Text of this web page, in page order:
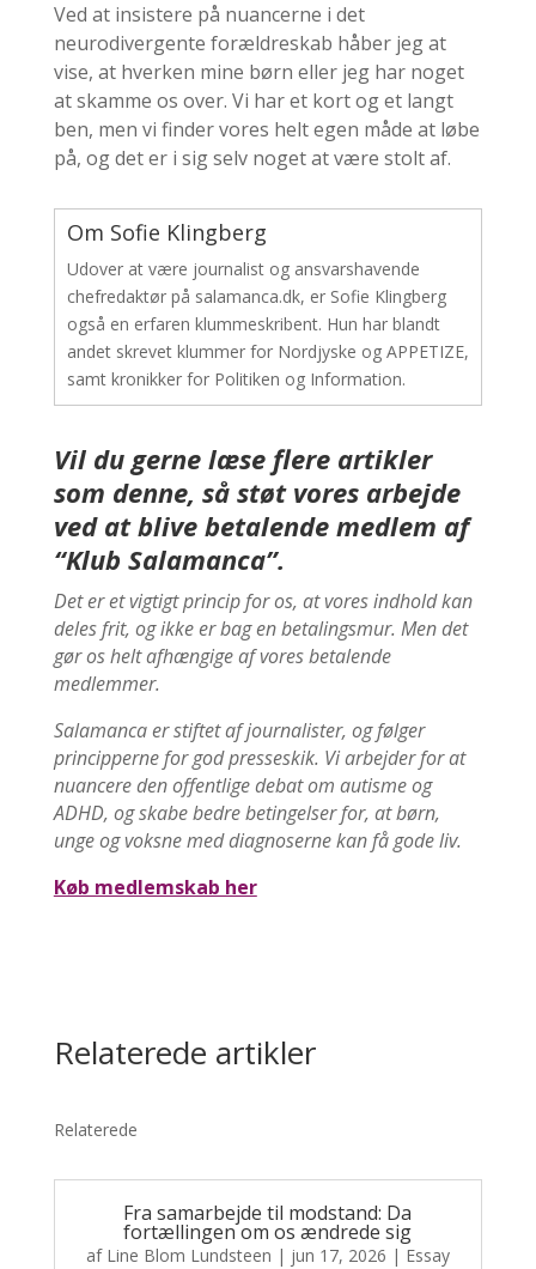
Ved at insistere på nuancerne i det
neurodivergente forældreskab håber jeg at
vise, at hverken mine børn eller jeg har noget
at skamme os over. Vi har et kort og et langt
ben, men vi finder vores helt egen måde at løbe
på, og det er i sig selv noget at være stolt af.
Om Sofie Klingberg
Udover at være journalist og ansvarshavende
chefredaktør på salamanca.dk, er Sofie Klingberg
også en erfaren klummeskribent. Hun har blandt
andet skrevet klummer for Nordjyske og APPETIZE,
samt kronikker for Politiken og Information.
Vil du gerne læse flere artikler
som denne, så støt vores arbejde
ved at blive betalende medlem af
“Klub Salamanca”.
Det er et vigtigt princip for os, at vores indhold kan
deles frit, og ikke er bag en betalingsmur. Men det
gør os helt afhængige af vores betalende
medlemmer.
Salamanca er stiftet af journalister, og følger
principperne for god presseskik. Vi arbejder for at
nuancere den offentlige debat om autisme og
ADHD, og skabe bedre betingelser for, at børn,
unge og voksne med diagnoserne kan få gode liv.
Køb medlemskab her
Relaterede artikler
Relaterede
Fra samarbejde til modstand: Da
fortællingen om os ændrede sig
af Line Blom Lundsteen | jun 17, 2026 | Essay